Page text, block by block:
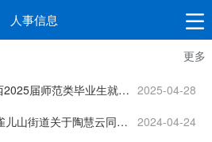
人事信息
更多
柳州市钢一中学参加广西2025届师范类毕业生就业双选会（桂林专场）暨教育部直属师范大学2025届广西籍公费师范毕业生就业双选会拟聘用人选公示（第一批） 2025-04-28
柳北雀发〔2024〕1号 雀儿山街道关于陶慧云同志任职的通知
2024-04-24